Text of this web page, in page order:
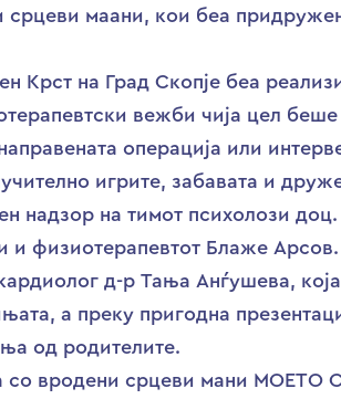
срцеви маани, кои беа
Крст на Град Скопје беа
вежби чија цел
операција или
игрите, забавата и
надзор на тимот психолози
и физиотерапевтот Блаже
д-р Тања Анѓушева,
а преку пригодна
од родителите.
со вродени срцеви мани МОЕТО